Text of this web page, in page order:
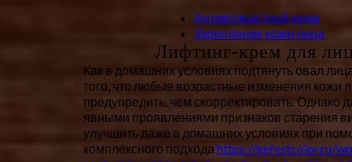
Антивозрастной крем
Укрепление кожи лица
Лифтинг-крем для
Как в домашних условиях подтянуть овал
того, что любые возрастные изменения кожи
предупредить, чем скорректировать. Однако
явными проявлениями признаков старения
улучшить даже в домашних условиях при
комплексного подхода https://gefestcolor.ru/